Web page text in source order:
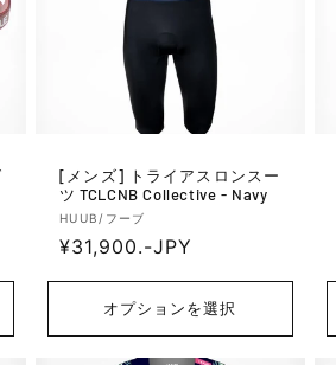
[メンズ] トライアスロンスー
ツ TCLCNB Collective - Navy
販
売
HUUB/フーブ
通
格
¥31,900.-JPY
オプションを選択